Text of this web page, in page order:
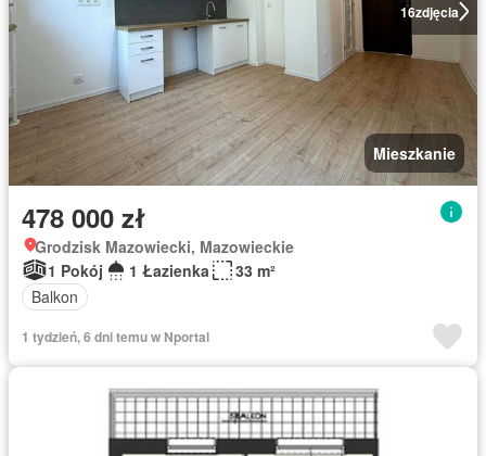
16zdjęcia
Mieszkanie
478 000 zł
Grodzisk Mazowiecki, Mazowieckie
1 Pokój
1 Łazienka
33 m²
Balkon
1 tydzień, 6 dni temu w Nportal